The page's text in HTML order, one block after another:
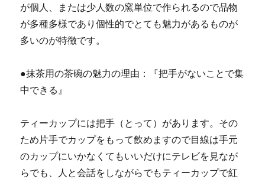
が個人、または少人数の窯単位で作られるので品物
が多種多様であり個性的でとても魅力があるものが
多いのが特徴です。
●抹茶用の茶碗の魅力の理由：『把手がないことで集
中できる』
ティーカップには把手（とって）があります。その
ため片手でカップをもって飲めますので目線は手元
のカップにいかなくてもいいだけにテレビを見なが
らでも、人と会話をしながらでもティーカップで紅